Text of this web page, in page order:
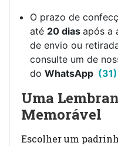
O prazo de
até 20 dias após a
de envio ou
consulte um de
do WhatsApp
Uma
Memorável
Escolher um